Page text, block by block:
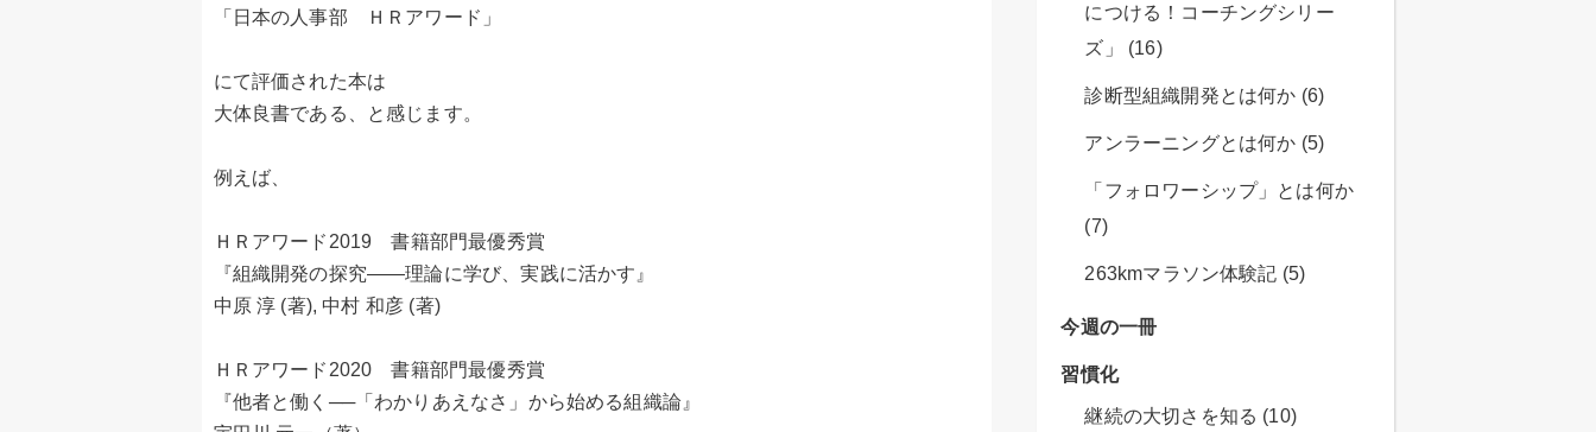
「日本の人事部 ＨＲアワード」
にて評価された本は
大体良書である、と感じます。
例えば、
ＨＲアワード2019 書籍部門最優秀賞
『組織開発の探究――理論に学び、実践に活かす』
中原 淳 (著), 中村 和彦 (著)
ＨＲアワード2020 書籍部門最優秀賞
『他者と働く──「わかりあえなさ」から始める組織論』
につける！コーチングシリー
ズ」 (16)
診断型組織開発とは何か (6)
アンラーニングとは何か (5)
「フォロワーシップ」とは何か
(7)
263kmマラソン体験記 (5)
今週の一冊
習慣化
継続の大切さを知る (10)